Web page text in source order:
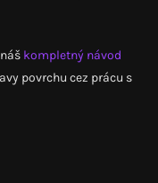
kompletný návod
povrchu cez prácu s